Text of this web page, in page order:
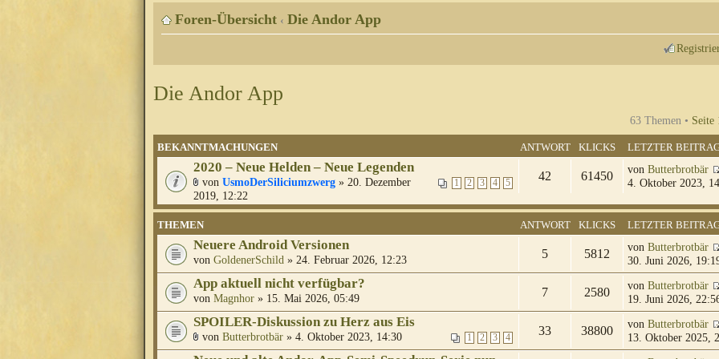
Foren-Übersicht ‹ Die Andor App
Die Andor App
63 Themen • Seite
BEKANNTMACHUNGEN ANTWORT KLICKS LETZTER
2020 – Neue Helden – Neue Legenden
1 2 3 4 5
von UsmoDerSiliciumzwerg » 20. Dezember
2019, 12:22
42 61450 von Butterbrotbär
4. Oktober 2023,
THEMEN ANTWORT KLICKS LETZTER
Neuere Android Versionen
von GoldenerSchild » 24. Februar 2026, 12:23 5 5812 von Butterbrotbär
30. Juni 2026,
App aktuell nicht verfügbar?
von Magnhor » 15. Mai 2026, 05:49 7 2580 von Butterbrotbär
19. Juni 2026,
SPOILER-Diskussion zu Herz aus Eis
1 2 3 4
von Butterbrotbär » 4. Oktober 2023, 14:30 33 38800 von Butterbrotbär
13. Oktober 2025,